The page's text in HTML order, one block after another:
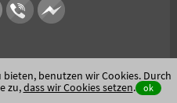
benutzen wir Cookies. Durch
zu,dass wir Cookies setzen. ok